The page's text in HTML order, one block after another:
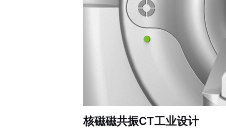
核磁磁共振CT工业设计